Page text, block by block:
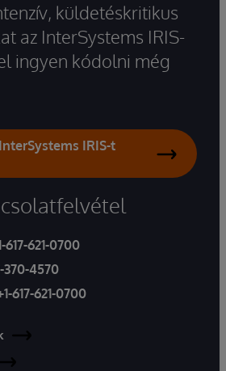
küldetéskritikus
az InterSystems IRIS-
ingyen kódolni még
IRIS-t
617-621-0700
370-4570
617-621-0700